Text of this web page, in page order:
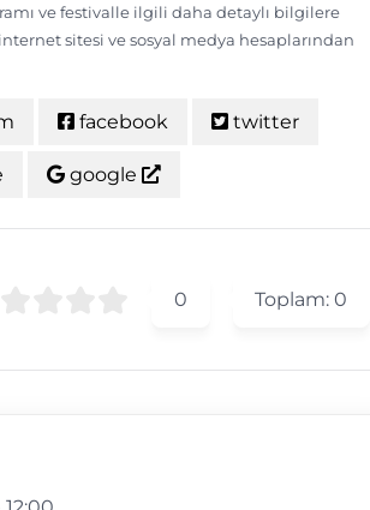
ve festivalle ilgili daha detaylı bilgilere
sitesi ve sosyal medya hesaplarından
facebook twitter
google
0 Toplam: 0